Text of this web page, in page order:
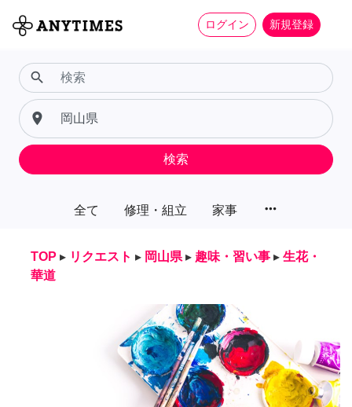
ログイン 新規登録
全て 修理・組立 家事 more_horiz
search
place
検索
TOP ▸ リクエスト ▸ 岡山県 ▸ 趣味・習い事 ▸ 生花・
華道